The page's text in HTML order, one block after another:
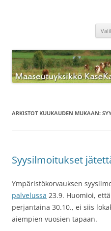
ARKISTOT KUUKAUDEN MUKAAN:
Syysilmoitukset
Ympäristökorvauksen
palvelussa 23.9. Huomioi,
perjantaina 30.10., ei siis
aiempien vuosien tapaan.